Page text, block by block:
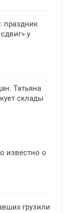
праздник
у
Татьяна
склады
известно о
грузили